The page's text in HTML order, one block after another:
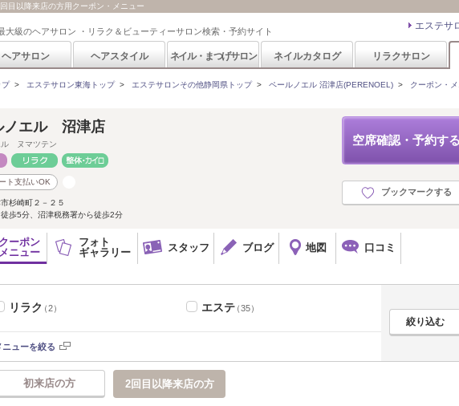
目以降来店の方用クーポン・メニュー
大級のヘアサロン ・リラク＆ビューティーサロン検索・予約サイト エステサ
ヘアサロン ヘアスタイル ネイル・まつげサロン ネイルカタログ リラクサロン
プ> エステサロン東海トップ> エステサロンその他静岡県トップ> ペールノエル 沼津店(PERENOEL) > クーポン・
空席確認・予約する
ブックマークする
ノエル 沼津店
ル ヌマツテン
ト支払いOK
杉崎町２－２５
歩5分、沼津税務署から徒歩2分
クーポン
メニュー
フォト
ギャラリー
スタッフ ブログ 地図 口コミ
リラク（2） エステ（35）
ニューを絞る
初来店の方 2回目以降来店の方